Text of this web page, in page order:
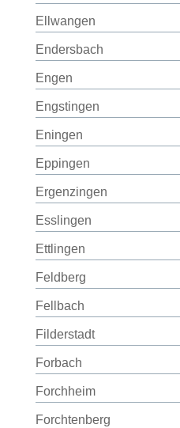
Ellwangen
Endersbach
Engen
Engstingen
Eningen
Eppingen
Ergenzingen
Esslingen
Ettlingen
Feldberg
Fellbach
Filderstadt
Forbach
Forchheim
Forchtenberg